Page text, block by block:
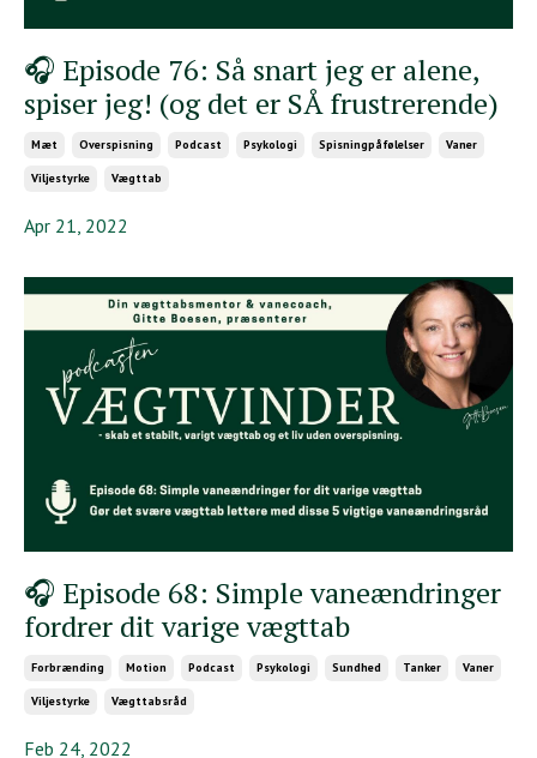
🎧 Episode 76: Så snart jeg er alene,
spiser jeg! (og det er SÅ frustrerende)
Mæt Overspisning Podcast Psykologi Spisningpåfølelser Vaner
Viljestyrke Vægttab
Apr 21, 2022
🎧 Episode 68: Simple vaneændringer
fordrer dit varige vægttab
Forbrænding Motion Podcast Psykologi Sundhed Tanker Vaner
Viljestyrke Vægttabsråd
Feb 24, 2022